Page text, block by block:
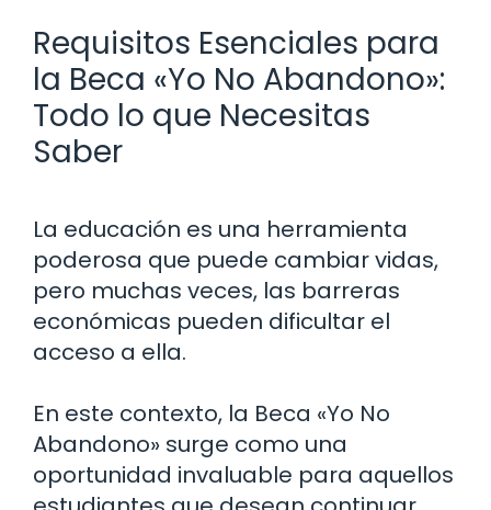
Requisitos Esenciales para
la Beca «Yo No Abandono»:
Todo lo que Necesitas
Saber
La educación es una herramienta
poderosa que puede cambiar vidas,
pero muchas veces, las barreras
económicas pueden dificultar el
acceso a ella.
En este contexto, la Beca «Yo No
Abandono» surge como una
oportunidad invaluable para aquellos